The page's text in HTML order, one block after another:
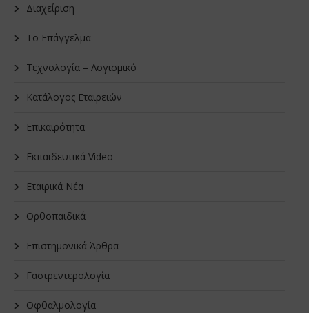
Διαχείριση
Το Επάγγελμα
Τεχνολογία – Λογισμικό
Κατάλογος Εταιρειών
Επικαιρότητα
Εκπαιδευτικά Video
Εταιρικά Νέα
Oρθοπαιδικά
Επιστημονικά Άρθρα
Γαστρεντερολογία
Οφθαλμολογία